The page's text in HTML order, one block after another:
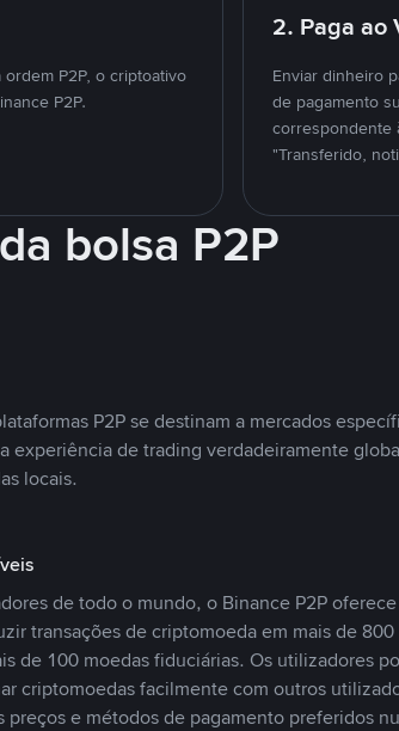
P2P, o criptoativo
P2P.
2. Paga ao
Enviar dinheiro
de pagamento
correspondente
"Transferido,
bolsa P2P
P2P se destinam a mercados
experiência de trading verdadeiramente
locais.
de todo o mundo, o Binance P2P
transações de criptomoeda em mais de 800
de 100 moedas fiduciárias. Os utilizadores
criptomoedas facilmente com outros
e métodos de pagamento preferidos